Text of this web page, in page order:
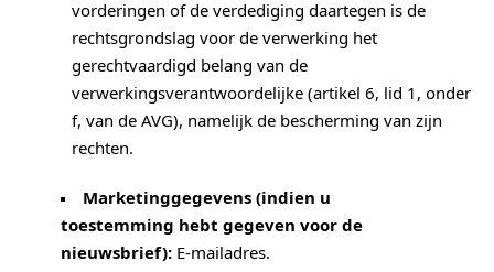
vorderingen of de verdediging daartegen is de
rechtsgrondslag voor de verwerking het
gerechtvaardigd belang van de
verwerkingsverantwoordelijke (artikel 6, lid 1, onder
f, van de AVG), namelijk de bescherming van zijn
rechten.
Marketinggegevens (indien u
toestemming hebt gegeven voor de
nieuwsbrief): E-mailadres.